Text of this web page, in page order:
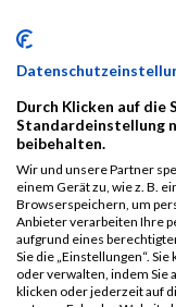
Durch Klicken auf die
Standardeinstellung
beibehalten.
Wir und unsere Partner
einem Gerät zu, wie z. B.
Browserspeichern, um
Anbieter verarbeiten Ihre
aufgrund eines
Sie die „Einstellungen“.
oder verwalten, indem Sie
klicken oder jederzeit auf